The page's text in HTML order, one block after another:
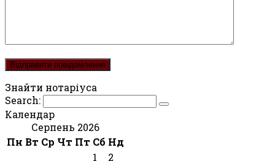
Знайти нотаріуса
Search:
Календар
Серпень 2026
Пн Вт Ср Чт Пт Сб Нд
1
2